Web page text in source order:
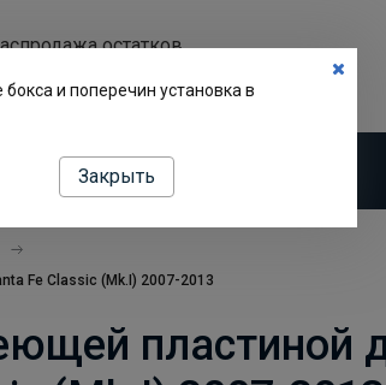
остатков
Fe Classic (Mk.I) 2007-2013
пластиной
бокса и поперечин установка в
Закрыть